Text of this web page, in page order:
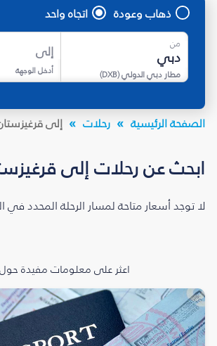
ذهاب وعودة اتجاه واحد
من
مطار دبي الدولي(
DXB
)
إلى
أدخل الوجهة
الصفحة الرئيسية رحلات إلى
ابحث عن رحلات إلى
لا توجد أسعار متاحة لمسار الرحلة المحدد في
اعثر على معلومات مفيدة حول